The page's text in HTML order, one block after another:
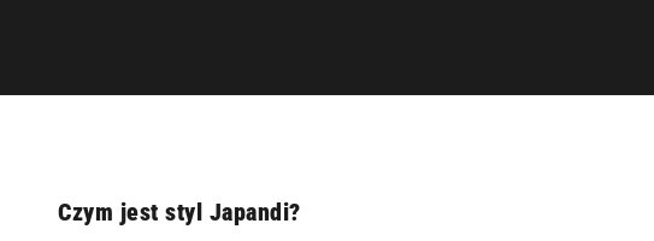
Czym jest styl Japandi?